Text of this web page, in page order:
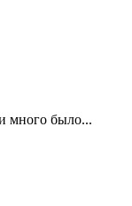
много было...